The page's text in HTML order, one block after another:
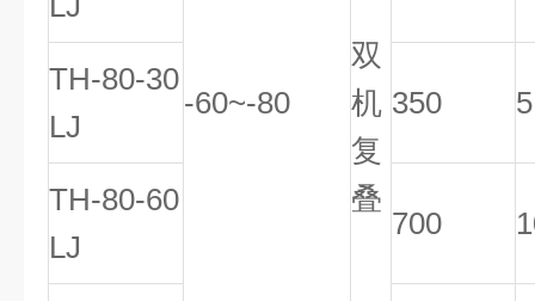
-60~-80
双
机
复
叠
TH-80-30
LJ
350 5
TH-80-60
LJ
700